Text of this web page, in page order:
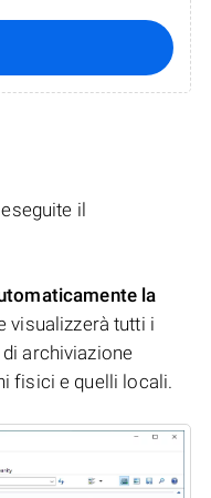
il
la
visualizzerà tutti i
archiviazione
fisici e quelli locali.